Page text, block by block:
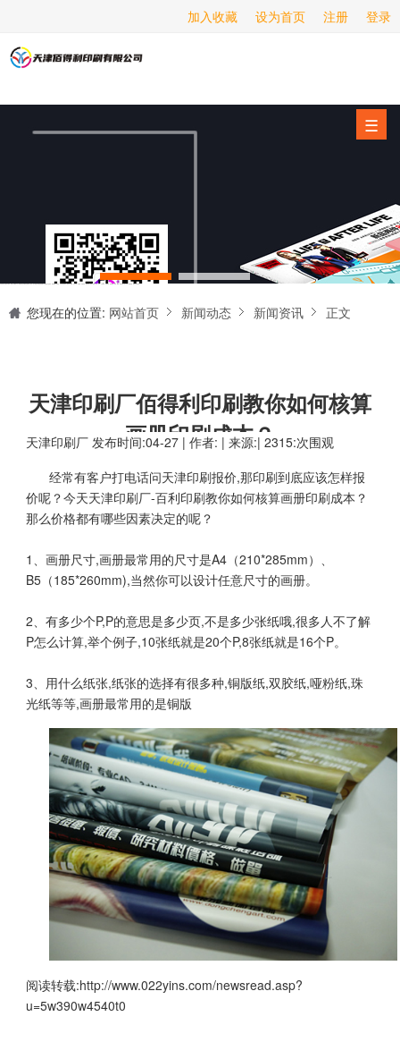
登录
注册
设为首页
加入收藏
☰
海报印刷
服务项目
新闻动态
关于我们
联系我们
您现在的位置: 网站首页 新闻动态 新闻资讯 正文
天津印刷厂佰得利印刷教你如何核算
画册印刷成本？
天津印刷厂 发布时间:04-27 | 作者: | 来源:| 2315:次围观
经常有客户打电话问天津印刷报价,那印刷到底应该怎样报
价呢？今天天津印刷厂-百利印刷教你如何核算画册印刷成本？
那么价格都有哪些因素决定的呢？
1、画册尺寸,画册最常用的尺寸是A4（210*285mm）、
B5（185*260mm),当然你可以设计任意尺寸的画册。
2、有多少个P,P的意思是多少页,不是多少张纸哦,很多人不了解
P怎么计算,举个例子,10张纸就是20个P,8张纸就是16个P。
3、用什么纸张,纸张的选择有很多种,铜版纸,双胶纸,哑粉纸,珠
光纸等等,画册最常用的是铜版
阅读转载:http://www.022yins.com/newsread.asp?
u=5w390w4540t0